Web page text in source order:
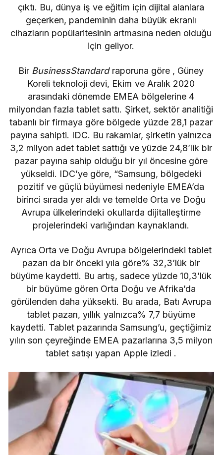
çıktı. Bu, dünya iş ve eğitim için dijital alanlara
geçerken, pandeminin daha büyük ekranlı
cihazların popülaritesinin artmasına neden olduğu
için geliyor.
Bir BusinessStandard raporuna göre , Güney
Koreli teknoloji devi, Ekim ve Aralık 2020
arasındaki dönemde EMEA bölgelerine 4
milyondan fazla tablet sattı. Şirket, sektör analitiği
tabanlı bir firmaya göre bölgede yüzde 28,1 pazar
payına sahipti. IDC. Bu rakamlar, şirketin yalnızca
3,2 milyon adet tablet sattığı ve yüzde 24,8’lik bir
pazar payına sahip olduğu bir yıl öncesine göre
yükseldi. IDC’ye göre, “Samsung, bölgedeki
pozitif ve güçlü büyümesi nedeniyle EMEA’da
birinci sırada yer aldı ve temelde Orta ve Doğu
Avrupa ülkelerindeki okullarda dijitalleştirme
projelerindeki varlığından kaynaklandı.
Ayrıca Orta ve Doğu Avrupa bölgelerindeki tablet
pazarı da bir önceki yıla göre% 32,3’lük bir
büyüme kaydetti. Bu artış, sadece yüzde 10,3’lük
bir büyüme gören Orta Doğu ve Afrika’da
görülenden daha yüksekti. Bu arada, Batı Avrupa
tablet pazarı, yıllık yalnızca% 7,7 büyüme
kaydetti. Tablet pazarında Samsung’u, geçtiğimiz
yılın son çeyreğinde EMEA pazarlarına 3,5 milyon
tablet satışı yapan Appleizledi .